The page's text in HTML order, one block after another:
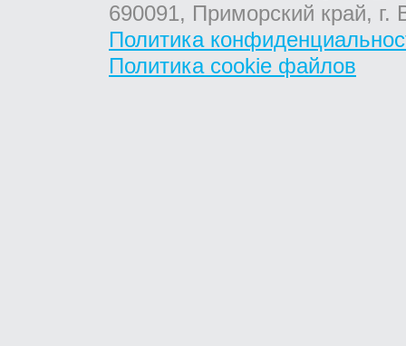
690091, Приморский край,
Политика
Политика cookie файлов